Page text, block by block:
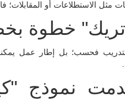
مثل الاستطلاعات أو المقابلات؛
خطوة
فحسب؛ بل إطار عمل
نموذج